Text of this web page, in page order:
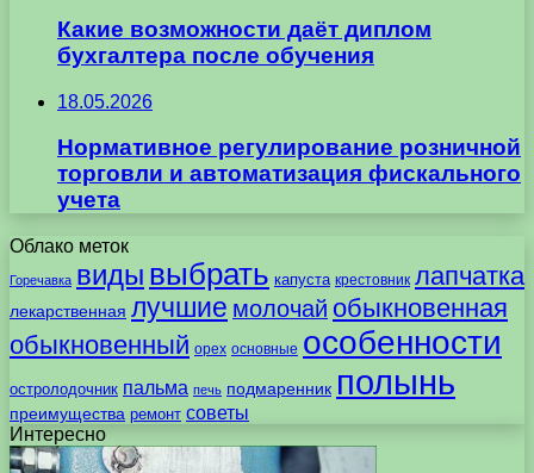
Какие возможности даёт диплом
бухгалтера после обучения
18.05.2026
Нормативное регулирование розничной
торговли и автоматизация фискального
учета
Облако меток
Горечавка виды выбрать капуста крестовник лапчатка
лекарственная лучшие молочай обыкновенная
обыкновенный орех основные особенности
остролодочник пальма печь подмаренник полынь
преимущества ремонт советы
Интересно